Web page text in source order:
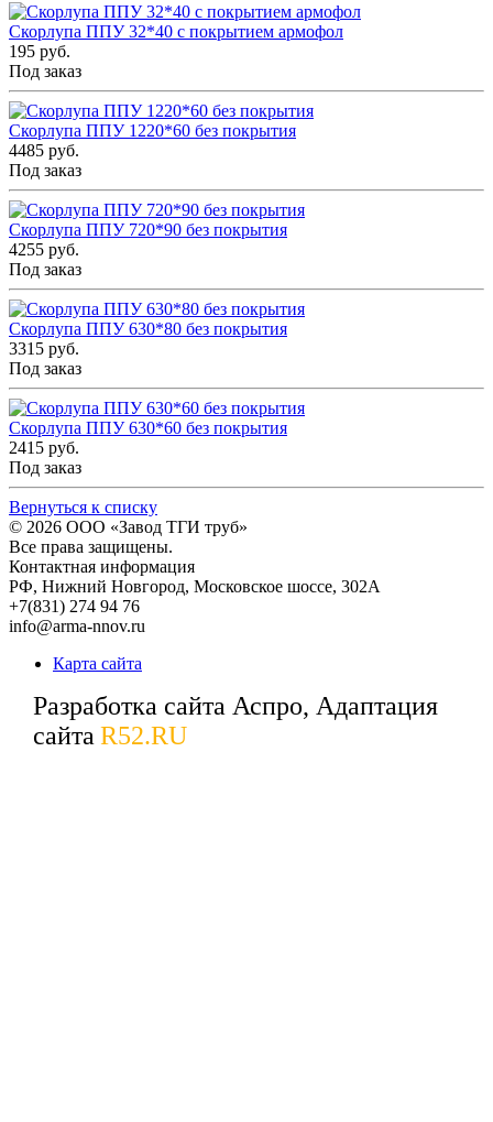
Скорлупа ППУ 32*40 с покрытием армофол
195 руб.
Под заказ
Скорлупа ППУ 1220*60 без покрытия
4485 руб.
Под заказ
Скорлупа ППУ 720*90 без покрытия
4255 руб.
Под заказ
Скорлупа ППУ 630*80 без покрытия
3315 руб.
Под заказ
Скорлупа ППУ 630*60 без покрытия
2415 руб.
Под заказ
Вернуться к списку
© 2026 ООО «Завод ТГИ труб»
Все права защищены.
Контактная информация
РФ, Нижний Новгород, Московское шоссе, 302А
+7(831) 274 94 76
info@arma-nnov.ru
Карта сайта
Разработка сайта Аспро, Адаптация
сайта R52.RU